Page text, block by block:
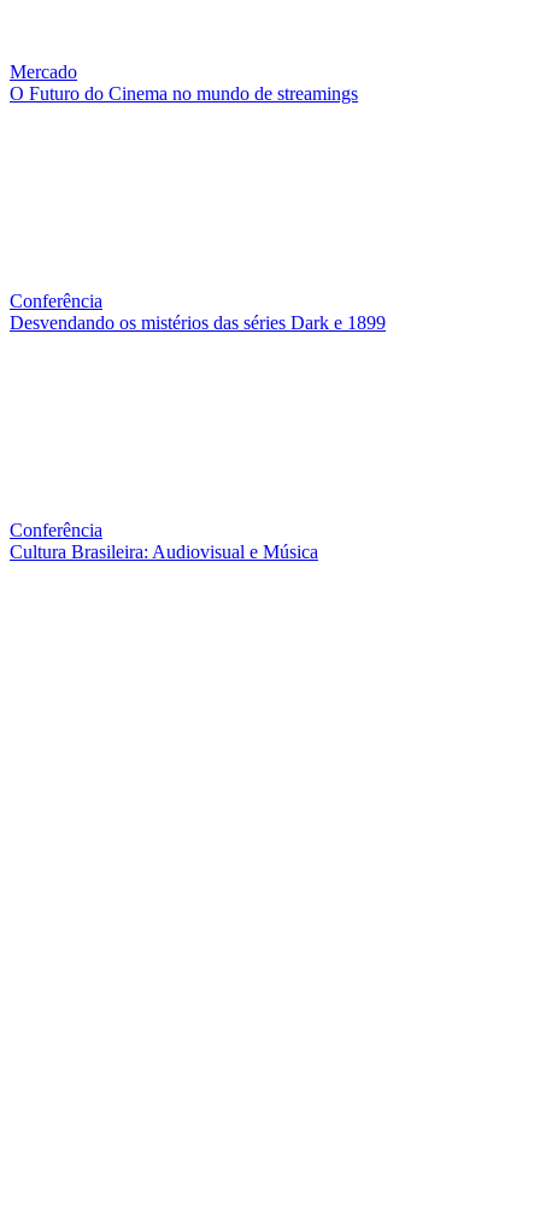
Mercado
O Futuro do Cinema no mundo de streamings
Conferência
Desvendando os mistérios das séries Dark e 1899
Conferência
Cultura Brasileira: Audiovisual e Música